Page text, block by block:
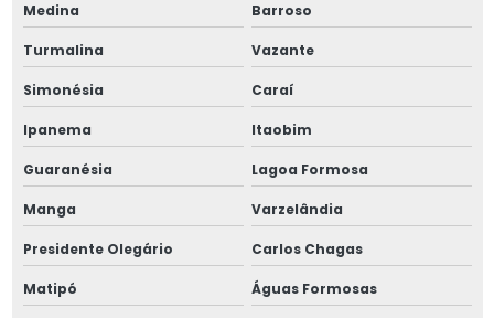
Posicionadores pinos e esfera m8
Punções perfuradores
Punções perfuradores rivkle
Rivkle e acessórios
Rosca postiça m16
Medina Barroso
Turmalina Vazante
Simonésia Caraí
Ipanema Itaobim
Guaranésia Lagoa Formosa
Manga Varzelândia
Presidente Olegário Carlos Chagas
Matipó Águas Formosas